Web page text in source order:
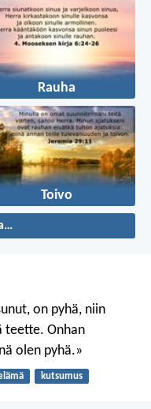
Rauha
Toivo
on pyhä, niin
teette. Onhan
olen pyhä.»
kutsumus